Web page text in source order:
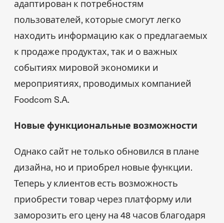
адаптирован к потребностям
пользователей, которые смогут легко
находить информацию как о предлагаемых
к продаже продуктах, так и о важных
событиях мировой экономики и
мероприятиях, проводимых компанией
Foodcom S.A.
Новые функциональные возможности
Однако сайт не только обновился в плане
дизайна, но и приобрел новые функции.
Теперь у клиентов есть возможность
приобрести товар через платформу или
заморозить его цену на 48 часов благодаря